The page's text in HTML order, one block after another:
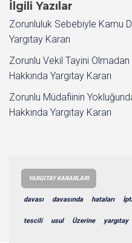
İlgili Yazılar
Zorunluluk Sebebiyle Kamu
Yargıtay Kararı
Zorunlu Vekil Tayini
Hakkında Yargıtay Kararı
Zorunlu Müdafiinin
Hakkında Yargıtay Kararı
YARGITAY KARARLARI
davası davasında hataları
tescili usul Üzerine yargıtay